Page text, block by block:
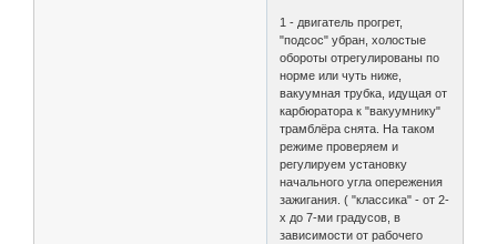
1 - двигатель прогрет,
"подсос" убран, холостые
обороты отрегулированы по
норме или чуть ниже,
вакуумная трубка, идущая от
карбюратора к "вакуумнику"
трамблёра снята. На таком
режиме проверяем и
регулируем установку
начального угла опережения
зажигания. ( "классика" - от 2-
х до 7-ми градусов, в
зависимости от рабочего